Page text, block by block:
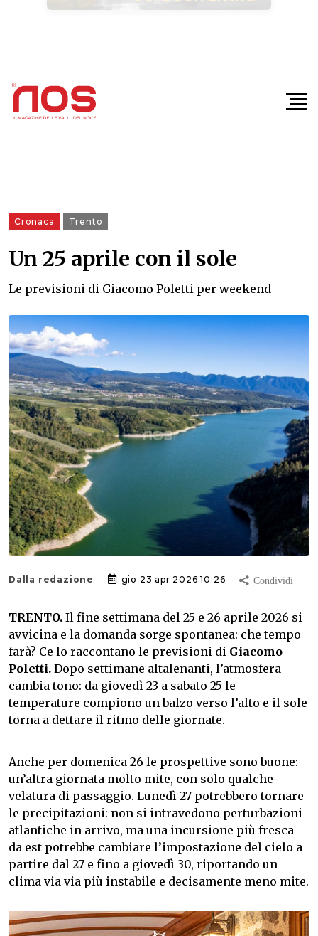
×
Cronaca Trento
Un 25 aprile con il sole
Le previsioni di Giacomo Poletti per weekend
Dalla redazione gio 23 apr 2026 10:26
TRENTO. Il fine settimana del 25 e 26 aprile 2026 si
avvicina e la domanda sorge spontanea: che tempo
farà? Ce lo raccontano le previsioni di Giacomo
Poletti. Dopo settimane altalenanti, l’atmosfera
cambia tono: da giovedì 23 a sabato 25 le
temperature compiono un balzo verso l’alto e il sole
torna a dettare il ritmo delle giornate.
Anche per domenica 26 le prospettive sono buone:
un’altra giornata molto mite, con solo qualche
velatura di passaggio. Lunedì 27 potrebbero tornare
le precipitazioni: non si intravedono perturbazioni
atlantiche in arrivo, ma una incursione più fresca
da est potrebbe cambiare l’impostazione del cielo a
partire dal 27 e fino a giovedì 30, riportando un
clima via via più instabile e decisamente meno mite.